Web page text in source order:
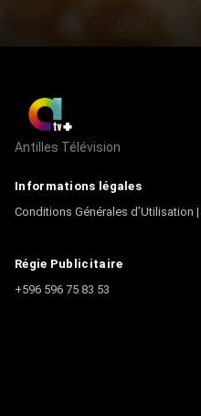
Antilles Télévision
Informations légales
Conditions Générales d’Utilisation |
Régie Publicitaire
+596 596 75 83 53